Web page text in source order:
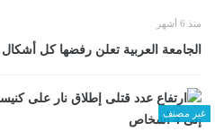
منذ 6 أشهر
الجامعة العربية تعلن رفضها كل أشكال
غير مصنف